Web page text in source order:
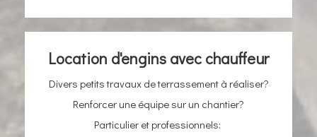
Location d'engins avec chauffeur
Divers petits travaux de terrassement à réaliser?
Renforcer une équipe sur un chantier?
Particulier et professionnels: